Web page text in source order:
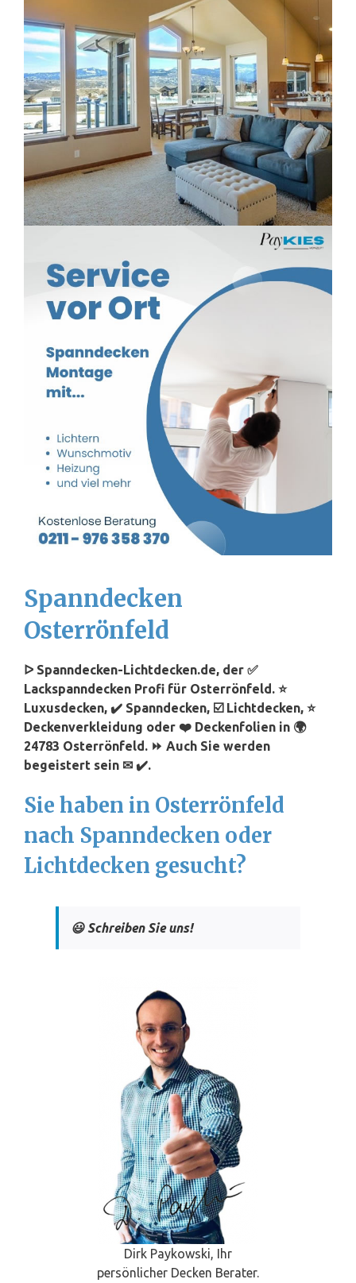
Spanndecken
Osterrönfeld
ᐅ Spanndecken-Lichtdecken.de, der ✅
Lackspanndecken Profi für Osterrönfeld. ⭐
Luxusdecken, ✔️ Spanndecken, ☑️ Lichtdecken, ⭐
Deckenverkleidung oder ❤️ Deckenfolien in 🌍
24783 Osterrönfeld. ⏩ Auch Sie werden
begeistert sein ✉ ✔️.
Sie haben in Osterrönfeld
nach Spanndecken oder
Lichtdecken gesucht?
😃 Schreiben Sie uns!
Dirk Paykowski, Ihr
persönlicher Decken Berater.